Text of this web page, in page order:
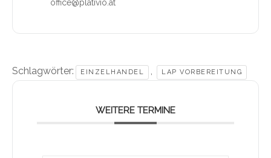
office@plativio.at
Schlagwörter: EINZELHANDEL , LAP VORBEREITUNG
WEITERE TERMINE